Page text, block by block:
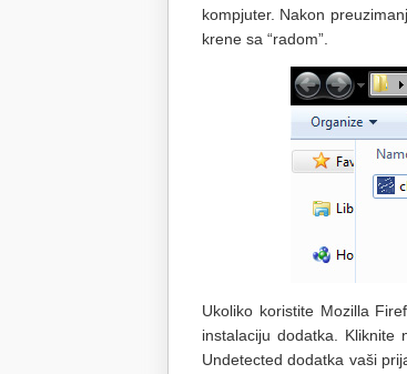
kompjuter. Nakon
krene sa “radom”.
Ukoliko koristite Mozilla
instalaciju dodatka. Kliknite
Undetected dodatka vaši